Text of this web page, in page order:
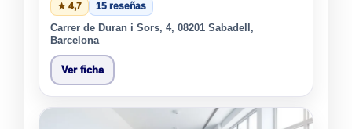
★ 4,7 15 reseñas
Carrer de Duran i Sors, 4, 08201 Sabadell,
Barcelona
Ver ficha